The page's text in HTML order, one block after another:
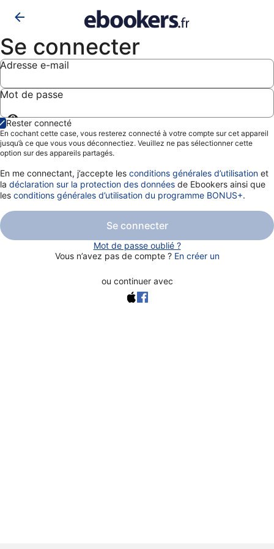
Se connecter
Adresse e-mail
Mot de passe
Afficher
le
mot
de
Rester connecté
En cochant cette case, vous resterez connecté à votre compte sur cet appareil
jusqu’à ce que vous vous déconnectiez. Veuillez ne pas sélectionner cette
option sur des appareils partagés.
En me connectant, j’accepte les conditions générales d’utilisation et
la déclaration sur la protection des données de Ebookers ainsi que
les conditions générales d’utilisation du programme BONUS+.
Se connecter
Mot de passe oublié ?
Vous n’avez pas de compte ? En créer un
ou continuer avec